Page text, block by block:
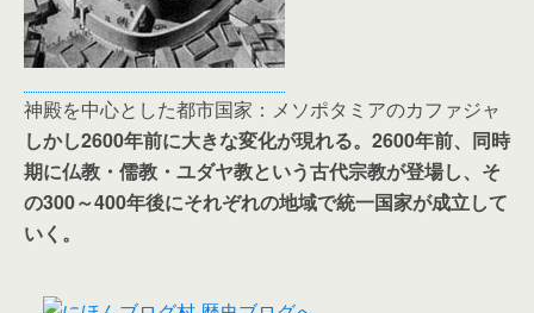
神殿を中心とした都市国家：メソポタミアのカファジャ
しかし2600年前に大きな変化が現れる。2600年前、同時
期に仏教・儒教・ユダヤ教という古代宗教が登場し、そ
の300～400年後にそれぞれの地域で統一国家が成立して
いく。